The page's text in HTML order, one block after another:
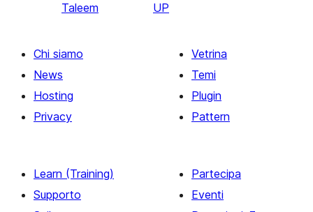
Taleem
UP
Chi siamo
News
Hosting
Privacy
Vetrina
Temi
Plugin
Pattern
Learn (Training)
Supporto
Partecipa
Eventi